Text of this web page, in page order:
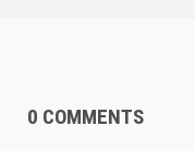
0 COMMENTS